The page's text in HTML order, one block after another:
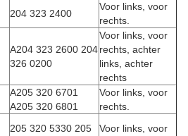
204 323 2400
Voor links, voor
rechts.
A204 323 2600 204
326 0200
Voor links, voor
rechts, achter
links, achter
rechts
A205 320 6701
A205 320 6801
Voor links, voor
rechts.
205 320 5330 205
Voor links, voor